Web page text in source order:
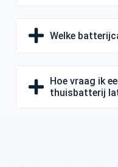
Welke
Hoe vraag ik
thuisbatterij